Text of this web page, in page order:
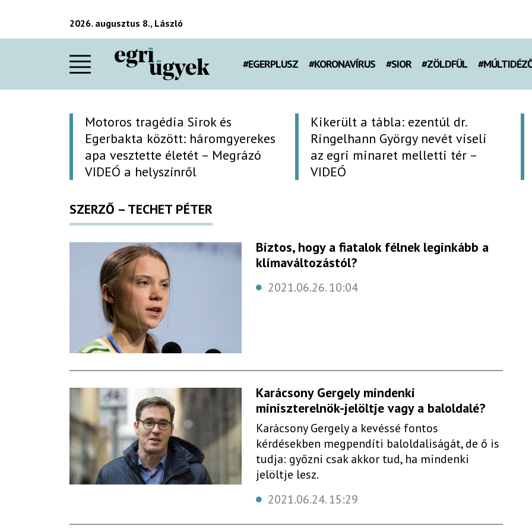
2026. augusztus 8., László
#EGERPLUSZ #KORONAVÍRUS #SIOR #ZÖLDFÜL
Motoros tragédia Sirok és
Egerbakta között: háromgyerekes
apa vesztette életét – Megrázó
VIDEÓ a helyszínről
Kikerült a tábla: ezentúl dr.
Ringelhann György nevét viseli
az egri minaret melletti tér –
VIDEÓ
SZERZŐ – TECHET PÉTER
Biztos, hogy a fiatalok félnek leginkább a
klímaváltozástól?
2021.06.26. 10:04
Karácsony Gergely mindenki
miniszterelnök-jelöltje vagy a baloldalé?
Karácsony Gergely a kevéssé fontos
kérdésekben megpendíti baloldaliságát, de ő is
tudja: győzni csak akkor tud, ha mindenki
jelöltje lesz.
2021.06.24. 15:29